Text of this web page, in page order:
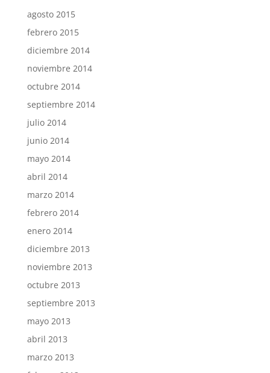
agosto 2015
febrero 2015
diciembre 2014
noviembre 2014
octubre 2014
septiembre 2014
julio 2014
junio 2014
mayo 2014
abril 2014
marzo 2014
febrero 2014
enero 2014
diciembre 2013
noviembre 2013
octubre 2013
septiembre 2013
mayo 2013
abril 2013
marzo 2013